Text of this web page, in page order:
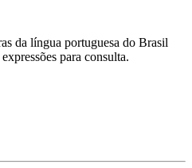
da língua portuguesa do Brasil
para consulta.